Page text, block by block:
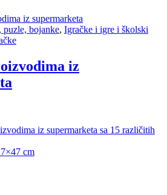
puzle, bojanke, Igračke i igre i školski
iz
iz supermarketa sa 15 različitih
cm